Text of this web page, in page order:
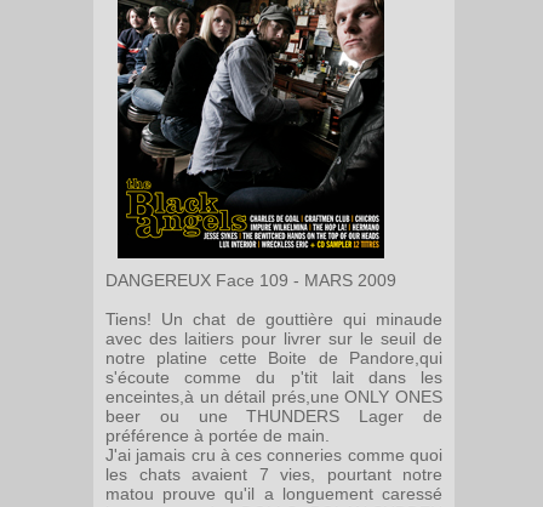
DANGEREUX Face 109 - MARS 2009
Tiens! Un chat de gouttière qui minaude
avec des laitiers pour livrer sur le seuil de
notre platine cette Boite de Pandore,qui
s'écoute comme du p'tit lait dans les
enceintes,à un détail prés,une ONLY ONES
beer ou une THUNDERS Lager de
préférence à portée de main.
J'ai jamais cru à ces conneries comme quoi
les chats avaient 7 vies, pourtant notre
matou prouve qu'il a longuement caressé